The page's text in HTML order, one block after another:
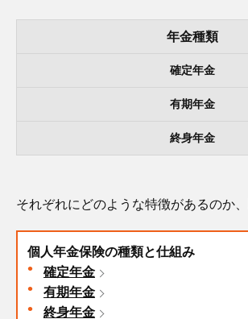
年金種類
確定年金
有期年金
終身年金
それぞれにどのような特徴があるのか
個人年金保険の種類と仕組み
確定年金
有期年金
終身年金